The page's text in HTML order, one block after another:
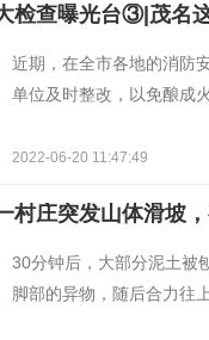
检查曝光台③|茂名
近期，在全市各地的消防
单位及时整改，以免酿成
2022-06-20 11:47:49
村庄突发山体滑坡
30分钟后，大部分泥土被
脚部的异物，随后合力往